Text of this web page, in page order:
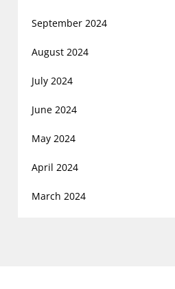
September 2024
August 2024
July 2024
June 2024
May 2024
April 2024
March 2024